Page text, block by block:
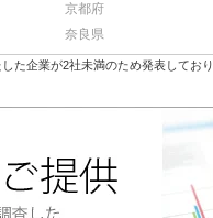
京都府
奈良県
た企業が2社未満のため発表しており